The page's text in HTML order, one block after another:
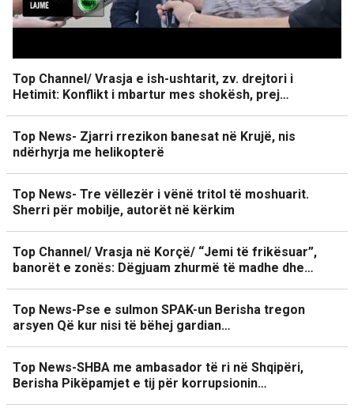
Top Channel/ Vrasja e ish-ushtarit, zv. drejtori i
Hetimit: Konflikt i mbartur mes shokësh, prej…
Top News- Zjarri rrezikon banesat në Krujë, nis
ndërhyrja me helikopterë
Top News- Tre vëllezër i vënë tritol të moshuarit.
Sherri për mobilje, autorët në kërkim
Top Channel/ Vrasja në Korçë/ “Jemi të frikësuar”,
banorët e zonës: Dëgjuam zhurmë të madhe dhe…
Top News-Pse e sulmon SPAK-un Berisha tregon
arsyen Që kur nisi të bëhej gardian…
Top News-SHBA me ambasador të ri në Shqipëri,
Berisha Pikëpamjet e tij për korrupsionin…